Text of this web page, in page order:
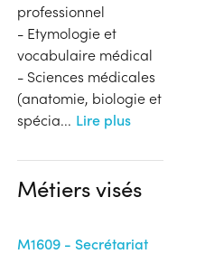
professionnel
- Etymologie et
vocabulaire médical
- Sciences médicales
(anatomie, biologie et
spécia... Lire plus
Métiers visés
M1609 - Secrétariat